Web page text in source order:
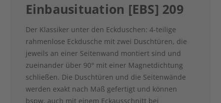
Einbausituation [EBS] 209
Der Klassiker unter den Eckduschen: 4-teilige
rahmenlose Eckdusche mit zwei Duschtüren, die
jeweils an einer Seitenwand montiert sind und
zueinander über 90° mit einer Magnetdichtung
schließen. Die Duschtüren und die Seitenwände
werden exakt nach Maß gefertigt und können
bspw. auch mit einem Eckausschnitt bei